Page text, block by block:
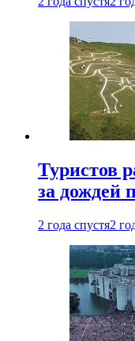
Туристов
за дождей
2 года спустя2